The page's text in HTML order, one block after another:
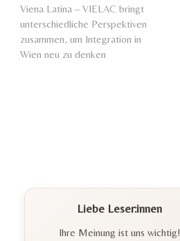
Viena Latina – VIELAC bringt
unterschiedliche Perspektiven
zusammen, um Integration in
Wien neu zu denken
Liebe Leser:innen
Ihre Meinung ist uns wichtig!